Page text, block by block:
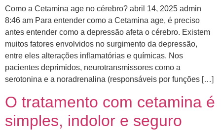
Como a Cetamina age no cérebro? abril 14, 2025 admin
8:46 am Para entender como a Cetamina age, é preciso
antes entender como a depressão afeta o cérebro. ​Existem
muitos fatores envolvidos no surgimento da depressão,
entre eles alterações inflamatórias e químicas. Nos
pacientes deprimidos, neurotransmissores como a
serotonina e a noradrenalina (responsáveis por funções […]
O tratamento com cetamina é
simples, indolor e seguro